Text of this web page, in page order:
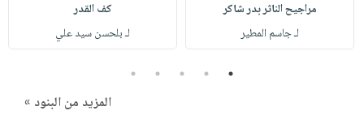
صابون
أطفال
فيديوهات
التسوق
مراجيح الناثر بدر شاكر
لـ جاسم المطير
كف القدر
لـ بلحسن سيد علي
1
2
3
4
5
المزيد من البنود »